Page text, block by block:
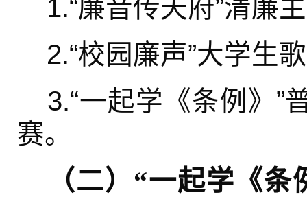
1.“廉音传天府”清廉
2.“校园廉声”大学生
3.“一起学《条例》”
赛。
（二）“一起学《